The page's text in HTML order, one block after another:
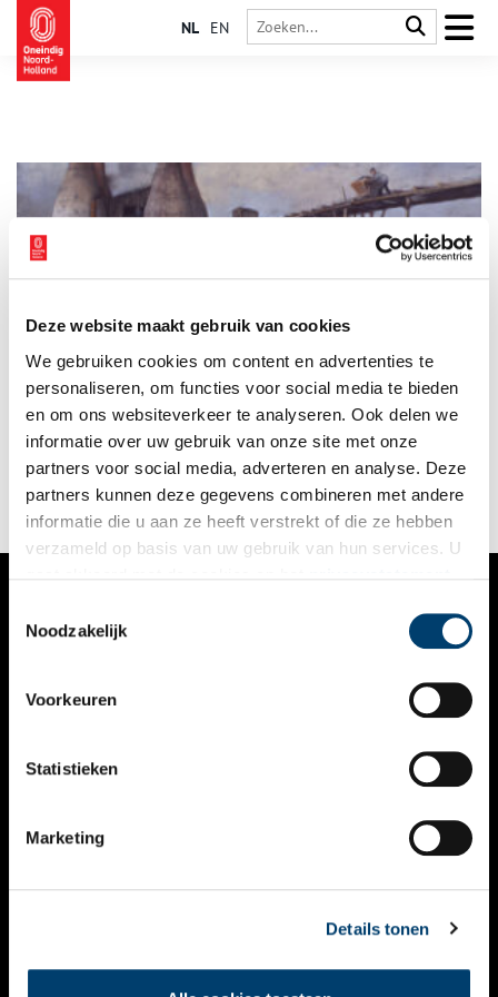
Deze website maakt gebruik van cookies
We gebruiken cookies om content en advertenties te
personaliseren, om functies voor social media te bieden
en om ons websiteverkeer te analyseren. Ook delen we
informatie over uw gebruik van onze site met onze
partners voor social media, adverteren en analyse. Deze
partners kunnen deze gegevens combineren met andere
informatie die u aan ze heeft verstrekt of die ze hebben
verzameld op basis van uw gebruik van hun services. U
Noodzakelijk
Voorkeuren
Statistieken
Marketing
Details tonen
NL EN
De Gooise havenstad Huizen telt één provinciaal monument:
de Kalkovens. Als oudste industrie van Huizen vormen de vier
torens nog altijd een karakteristiek gezicht aan de haven. Niet
voor niets is de voormalige schelpkalkfabriek nu een gewilde
evenementenlocatie. Maar wat werd hier vroeger precies
gemaakt en waarom was deze industrie zo belangrijk voor
Huizen?
VERHALEN
KALENDER
THEMA’S
VIDEO’S
CONTACT